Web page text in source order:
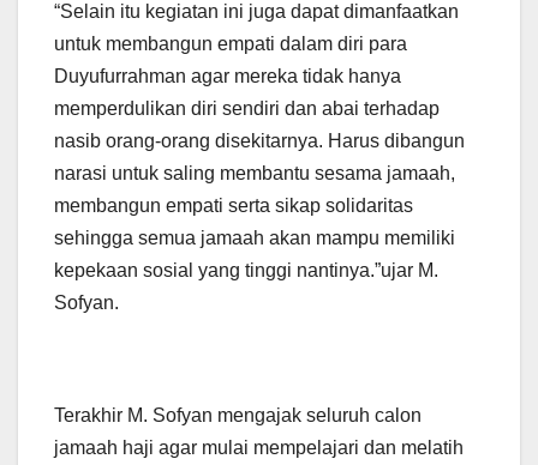
“Selain itu kegiatan ini juga dapat dimanfaatkan
untuk membangun empati dalam diri para
Duyufurrahman agar mereka tidak hanya
memperdulikan diri sendiri dan abai terhadap
nasib orang-orang disekitarnya. Harus dibangun
narasi untuk saling membantu sesama jamaah,
membangun empati serta sikap solidaritas
sehingga semua jamaah akan mampu memiliki
kepekaan sosial yang tinggi nantinya.”ujar M.
Sofyan.
Terakhir M. Sofyan mengajak seluruh calon
jamaah haji agar mulai mempelajari dan melatih